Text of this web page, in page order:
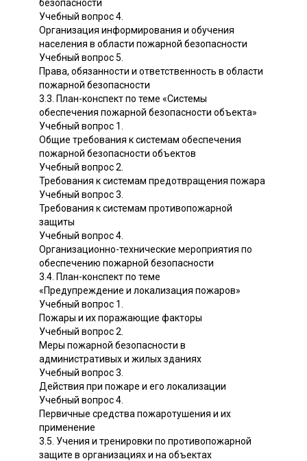
безопасности
Учебный вопрос 4.
Организация информирования и обучения
населения в области пожарной безопасности
Учебный вопрос 5.
Права, обязанности и ответственность в области
пожарной безопасности
3.3. План-конспект по теме «Системы
обеспечения пожарной безопасности объекта»
Учебный вопрос 1.
Общие требования к системам обеспечения
пожарной безопасности объектов
Учебный вопрос 2.
Требования к системам предотвращения пожара
Учебный вопрос 3.
Требования к системам противопожарной
защиты
Учебный вопрос 4.
Организационно-технические мероприятия по
обеспечению пожарной безопасности
3.4. План-конспект по теме
«Предупреждение и локализация пожаров»
Учебный вопрос 1.
Пожары и их поражающие факторы
Учебный вопрос 2.
Меры пожарной безопасности в
административых и жилых зданиях
Учебный вопрос 3.
Действия при пожаре и его локализации
Учебный вопрос 4.
Первичные средства пожаротушения и их
применение
3.5. Учения и тренировки по противопожарной
защите в организациях и на объектах